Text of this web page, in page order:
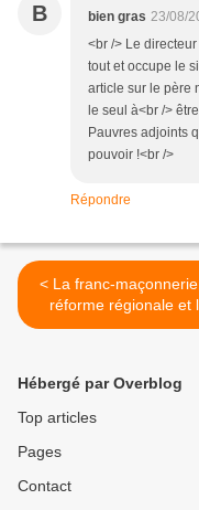
B bien gras 23/08/
<br /> Le
tout et occupe le
article sur le père
le seul à<br />
Pauvres adjoints
pouvoir !<br />
Répondre
< La franc-maçonnerie, la
réforme régionale et
presse
Hébergé par Overblog
Top articles
Pages
Contact